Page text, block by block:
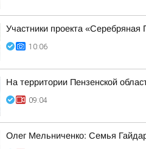
Участники проекта «Серебряная
10:06
На территории Пензенской
09:04
Олег Мельниченко: Семья